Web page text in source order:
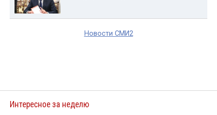
Новости СМИ2
Интересное за неделю